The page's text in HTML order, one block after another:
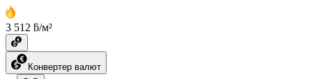
3 512 ƃ/м²
Конвертер валют